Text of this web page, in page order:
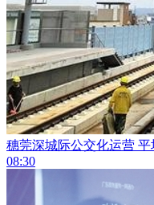
穗莞深城际公交化运营
08:30